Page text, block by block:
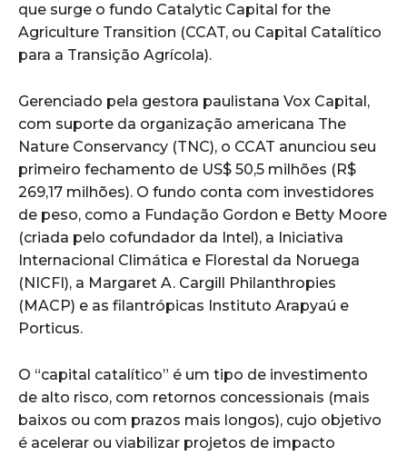
que surge o fundo Catalytic Capital for the
Agriculture Transition (CCAT, ou Capital Catalítico
para a Transição Agrícola).
Gerenciado pela gestora paulistana Vox Capital,
com suporte da organização americana The
Nature Conservancy (TNC), o CCAT anunciou seu
primeiro fechamento de US$ 50,5 milhões (R$
269,17 milhões). O fundo conta com investidores
de peso, como a Fundação Gordon e Betty Moore
(criada pelo cofundador da Intel), a Iniciativa
Internacional Climática e Florestal da Noruega
(NICFI), a Margaret A. Cargill Philanthropies
(MACP) e as filantrópicas Instituto Arapyaú e
Porticus.
O “capital catalítico” é um tipo de investimento
de alto risco, com retornos concessionais (mais
baixos ou com prazos mais longos), cujo objetivo
é acelerar ou viabilizar projetos de impacto